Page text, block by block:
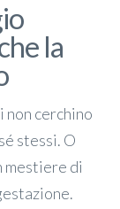
la
cerchino
stessi. O
mestiere di